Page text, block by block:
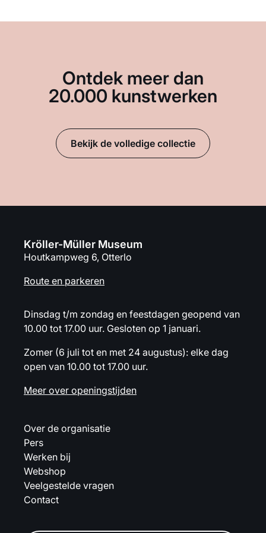
Ontdek meer dan
20.000 kunstwerken
Bekijk de volledige collectie
Kröller-Müller Museum
Houtkampweg 6, Otterlo
Route en parkeren
Dinsdag t/m zondag en feestdagen geopend van
10.00 tot 17.00 uur. Gesloten op 1 januari.
Zomer (6 juli tot en met 24 augustus): elke dag
open van 10.00 tot 17.00 uur.
Meer over openingstijden
Over de organisatie
Pers
Werken bij
Webshop
Veelgestelde vragen
Contact